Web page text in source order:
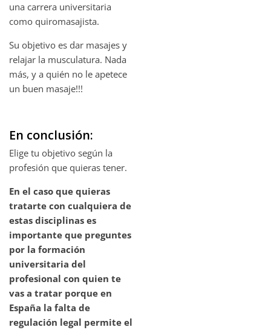
una carrera universitaria
como quiromasajista.
Su objetivo es dar masajes y
relajar la musculatura. Nada
más, y a quién no le apetece
un buen masaje!!!
En conclusión:
Elige tu objetivo según la
profesión que quieras tener.
En el caso que quieras
tratarte con cualquiera de
estas disciplinas es
importante que preguntes
por la formación
universitaria del
profesional con quien te
vas a tratar porque en
España la falta de
regulación legal permite el